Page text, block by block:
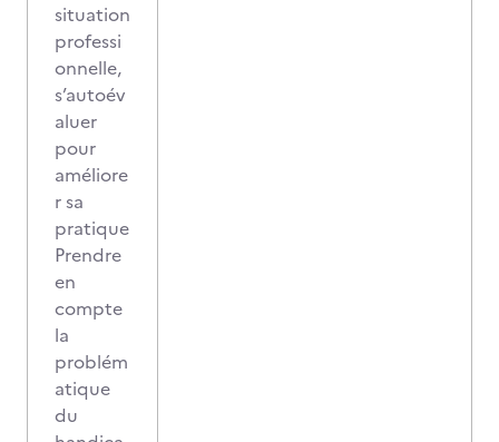
situation
professi
onnelle,
s’autoév
aluer
pour
améliore
r sa
pratique
Prendre
en
compte
la
problém
atique
du